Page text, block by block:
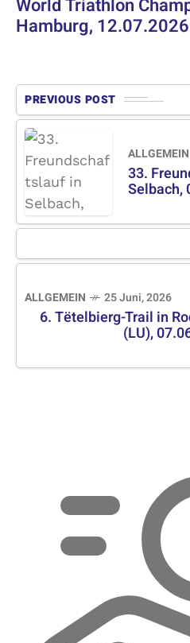
World Triathlon
Hamburg, 12.07.2026
PREVIOUS POST
ALLGEMEIN
33.
Selbach,
ALLGEMEIN 25 Juni, 2026
6. Tëtelbierg-Trail in
(LU),